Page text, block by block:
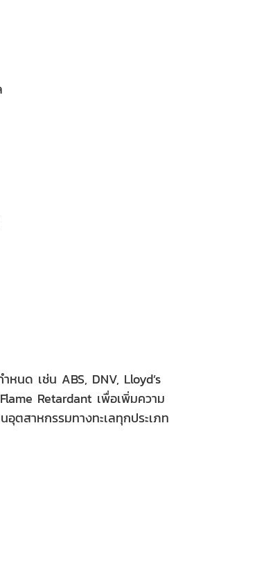
นด เช่น ABS, DNV, Lloyd’s
Retardant เพื่อเพิ่มความ
อุตสาหกรรมทางทะเลทุกประเภท